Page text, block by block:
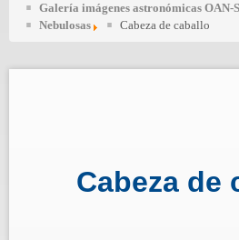
Galería imágenes astronómicas OAN-
Nebulosas
Cabeza de caballo
Cabeza de